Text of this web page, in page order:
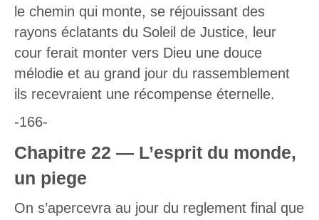
le chemin qui monte, se réjouissant des
rayons éclatants du Soleil de Justice, leur
cour ferait monter vers Dieu une douce
mélodie et au grand jour du rassemblement
ils recevraient une récompense éternelle.
-166-
Chapitre 22 — L’esprit du monde,
un piege
On s’apercevra au jour du reglement final que